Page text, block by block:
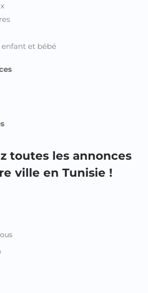
et bébé
toutes les annonces
ville en Tunisie !